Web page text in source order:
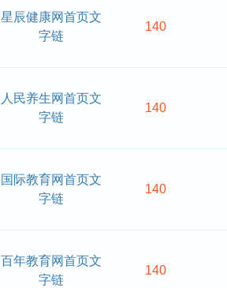
星辰健康网首页文
字链
140
人民养生网首页文
字链
140
国际教育网首页文
字链
140
百年教育网首页文
字链
140